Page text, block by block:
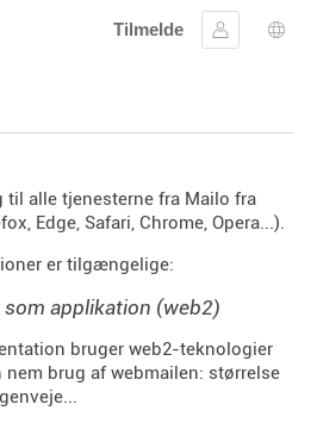
Tilmelde
Log ind
til alle tjenesterne fra Mailo fra
Edge, Safari, Chrome, Opera...).
er tilgængelige:
applikation (web2)
bruger web2-teknologier
nem brug af webmailen: størrelse